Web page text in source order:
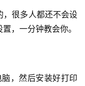
，很多人都还不会设
，一分钟教会你。
，然后安装好打印